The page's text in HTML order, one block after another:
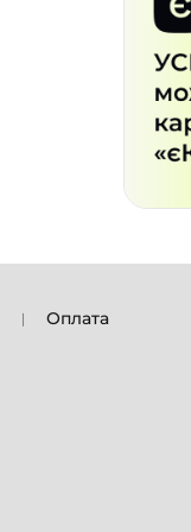
Оплата